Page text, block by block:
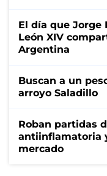
El día que Jorge
León XIV
Argentina
Buscan a un
arroyo Saladillo
Roban partidas
antiinflamatoria
mercado